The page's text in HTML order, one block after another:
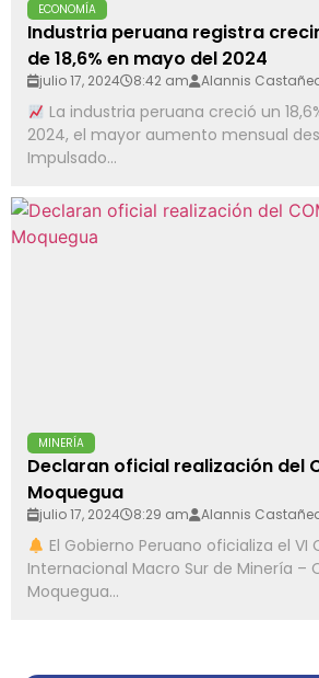
ECONOMÍA
Industria peruana registra
de 18,6% en mayo del 2024
julio 17, 2024 8:42 am Alannis
La industria peruana creció un
2024, el mayor aumento mensual
Impulsado...
MINERÍA
Declaran oficial realización del
Moquegua
julio 17, 2024 8:29 am Alannis
El Gobierno Peruano oficializa el VI
Internacional Macro Sur de Minería –
Moquegua...